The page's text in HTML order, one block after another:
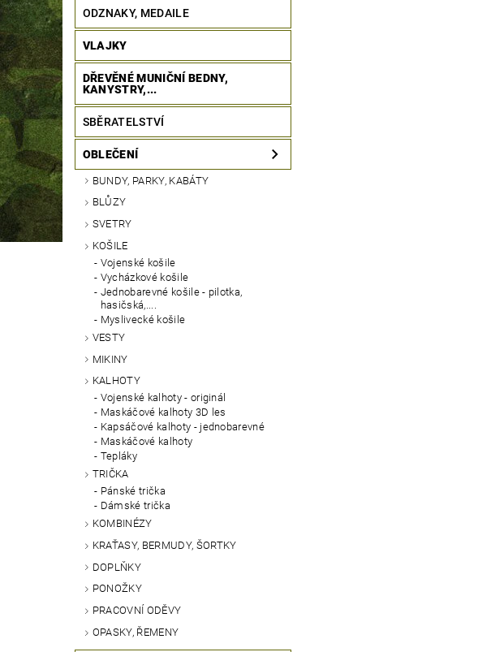
ODZNAKY, MEDAILE
VLAJKY
DŘEVĚNÉ MUNIČNÍ BEDNY,
KANYSTRY,...
SBĚRATELSTVÍ
OBLEČENÍ
BUNDY, PARKY, KABÁTY
BLŮZY
SVETRY
KOŠILE
Vojenské košile
Vycházkové košile
Jednobarevné košile - pilotka,
hasičská,....
Myslivecké košile
VESTY
MIKINY
KALHOTY
Vojenské kalhoty - originál
Maskáčové kalhoty 3D les
Kapsáčové kalhoty - jednobarevné
Maskáčové kalhoty
Tepláky
TRIČKA
Pánské trička
Dámské trička
KOMBINÉZY
KRAŤASY, BERMUDY, ŠORTKY
DOPLŇKY
PONOŽKY
PRACOVNÍ ODĚVY
OPASKY, ŘEMENY